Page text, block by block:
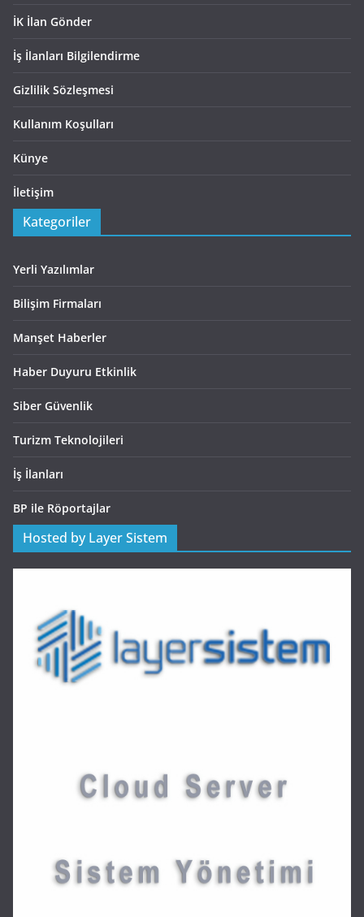
İK İlan Gönder
İş İlanları Bilgilendirme
Gizlilik Sözleşmesi
Kullanım Koşulları
Künye
İletişim
Kategoriler
Yerli Yazılımlar
Bilişim Firmaları
Manşet Haberler
Haber Duyuru Etkinlik
Siber Güvenlik
Turizm Teknolojileri
İş İlanları
BP ile Röportajlar
Hosted by Layer Sistem